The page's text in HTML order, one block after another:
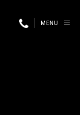
MENU